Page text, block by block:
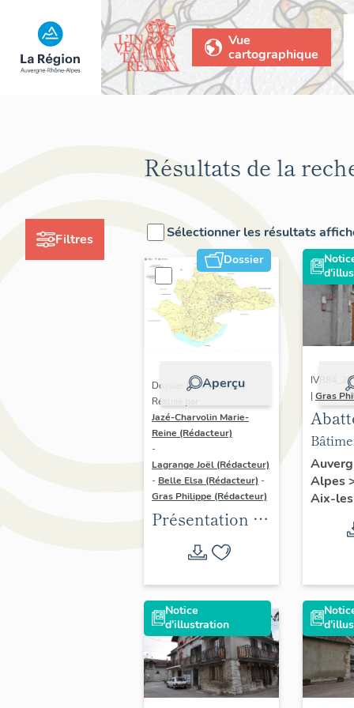
Vue
cartographique
Filtres
Résultats de la
Sélectionner les résultats
Dossier
Aperçu
Dossier IA73002429 |
Réalisé par
Jazé-Charvolin Marie-
Reine (Rédacteur)
-
Lagrange Joël (Rédacteur)
- Belle Elsa (Rédacteur) -
Gras Philippe (Rédacteur)
Présentation de
l'opération
d'inventaire de
la Ville d'Aix-
les-Bains
| Gras
puis
Alpes
Aix-
Notice
d'illustration